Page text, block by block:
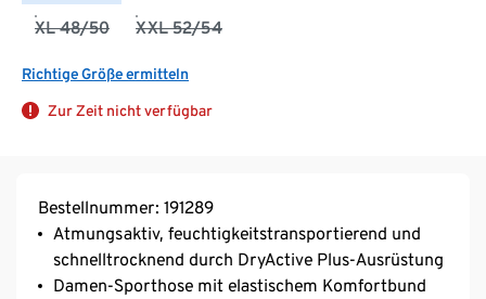
XL 48/50 XXL 52/54
Richtige Größe ermitteln
Zur Zeit nicht verfügbar
Bestellnummer: 191289
Atmungsaktiv, feuchtigkeitstransportierend und
schnelltrocknend durch DryActive Plus-Ausrüstung
Damen-Sporthose mit elastischem Komfortbund